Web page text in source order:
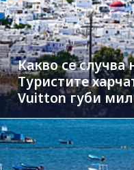
Какво се случва
Туристите
Vuitton губи